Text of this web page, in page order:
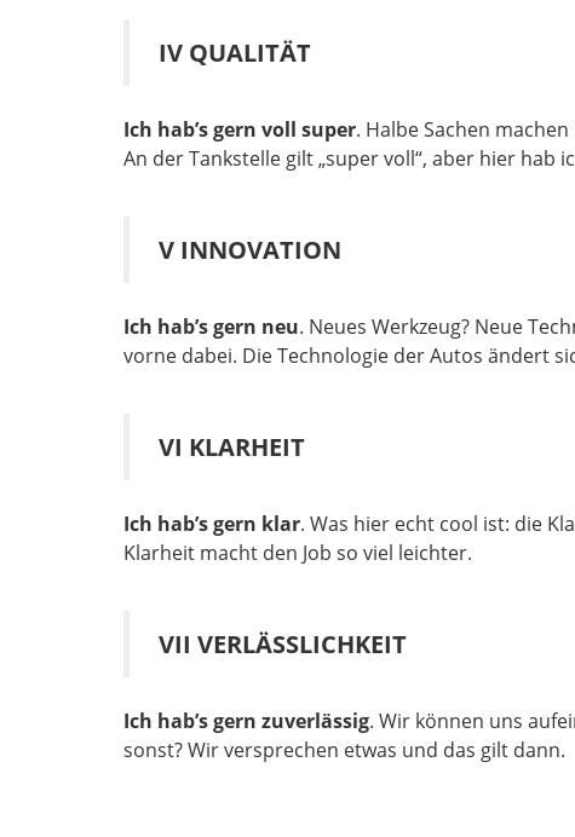
IV QUALITÄT
Ich hab’s gern voll super. Halbe Sachen
An der Tankstelle gilt „super voll“, aber hier hab
V INNOVATION
Ich hab’s gern neu. Neues Werkzeug? Neue
vorne dabei. Die Technologie der Autos ändert
VI KLARHEIT
Ich hab’s gern klar. Was hier echt cool ist: die
Klarheit macht den Job so viel leichter.
VII VERLÄSSLICHKEIT
Ich hab’s gern zuverlässig. Wir können uns
sonst? Wir versprechen etwas und das gilt dann.